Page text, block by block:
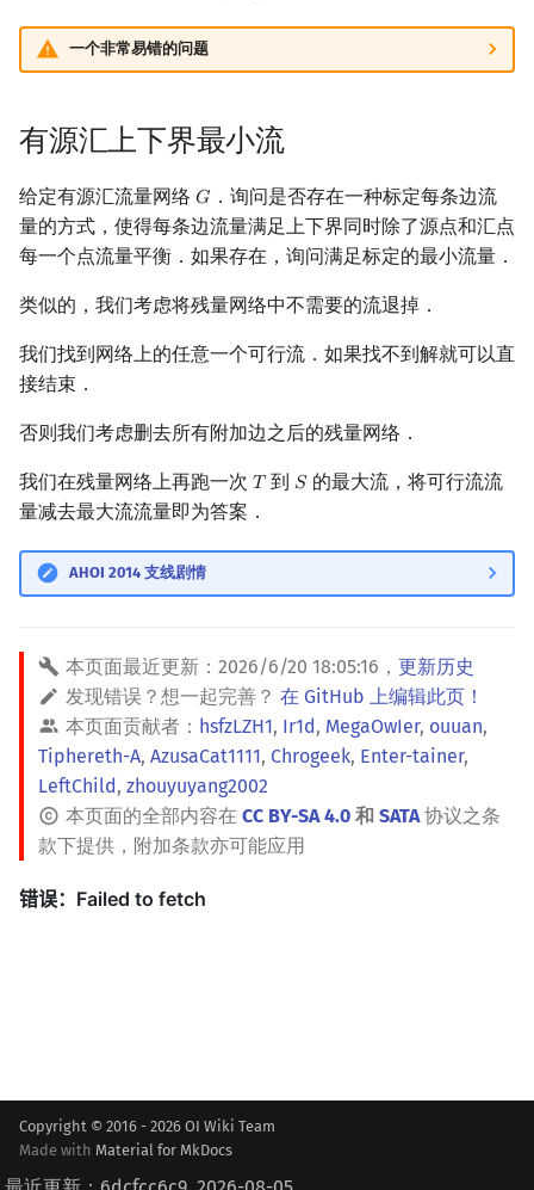
一个非常易错的问题
有源汇上下界最小流
给定有源汇流量网络 𝐺
G ．询问是否存在一种标定每条边流
量的方式，使得每条边流量满足上下界同时除了源点和汇点
每一个点流量平衡．如果存在，询问满足标定的最小流量．
类似的，我们考虑将残量网络中不需要的流退掉．
我们找到网络上的任意一个可行流．如果找不到解就可以直
接结束．
否则我们考虑删去所有附加边之后的残量网络．
我们在残量网络上再跑一次 𝑇
T 到 𝑆
S的最大流，将可行流流
量减去最大流流量即为答案．
AHOI 2014 支线剧情
本页面最近更新： 2026/6/20 18:05:16 ， 更新历史
发现错误？想一起完善？ 在 GitHub 上编辑此页！
本页面贡献者： hsfzLZH1, Ir1d, MegaOwIer, ouuan,
Tiphereth-A, AzusaCat1111, Chrogeek, Enter-tainer,
LeftChild, zhouyuyang2002
本页面的全部内容在 CC BY-SA 4.0 和 SATA协议之条
款下提供，附加条款亦可能应用
Copyright © 2016 - 2026 OI Wiki Team
Made with Material for MkDocs